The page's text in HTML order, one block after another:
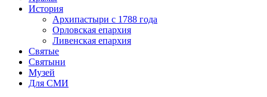
История
Архипастыри с 1788 года
Орловская епархия
Ливенская епархия
Святые
Святыни
Музей
Для СМИ